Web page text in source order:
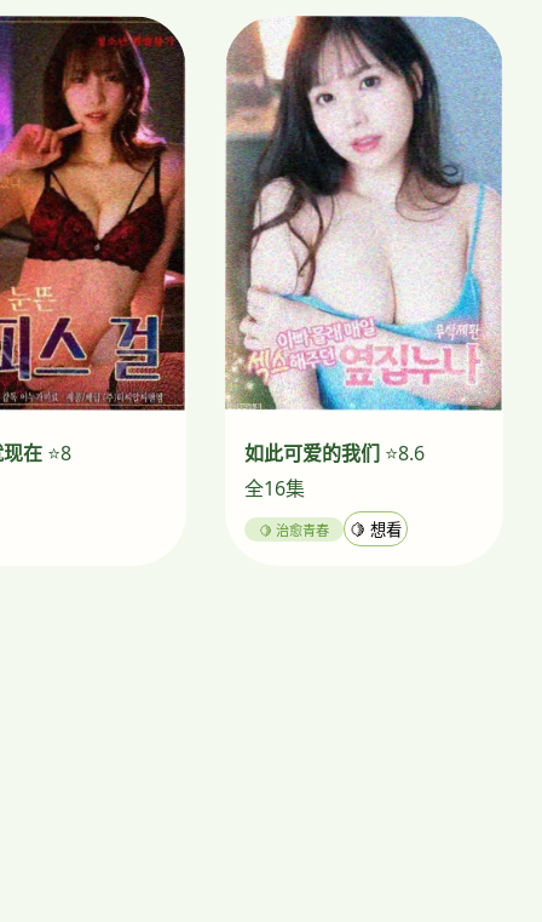
在 ⭐8 如此可爱的我们 ⭐8.6
全16集
🍋 治愈青春 🍋 想看